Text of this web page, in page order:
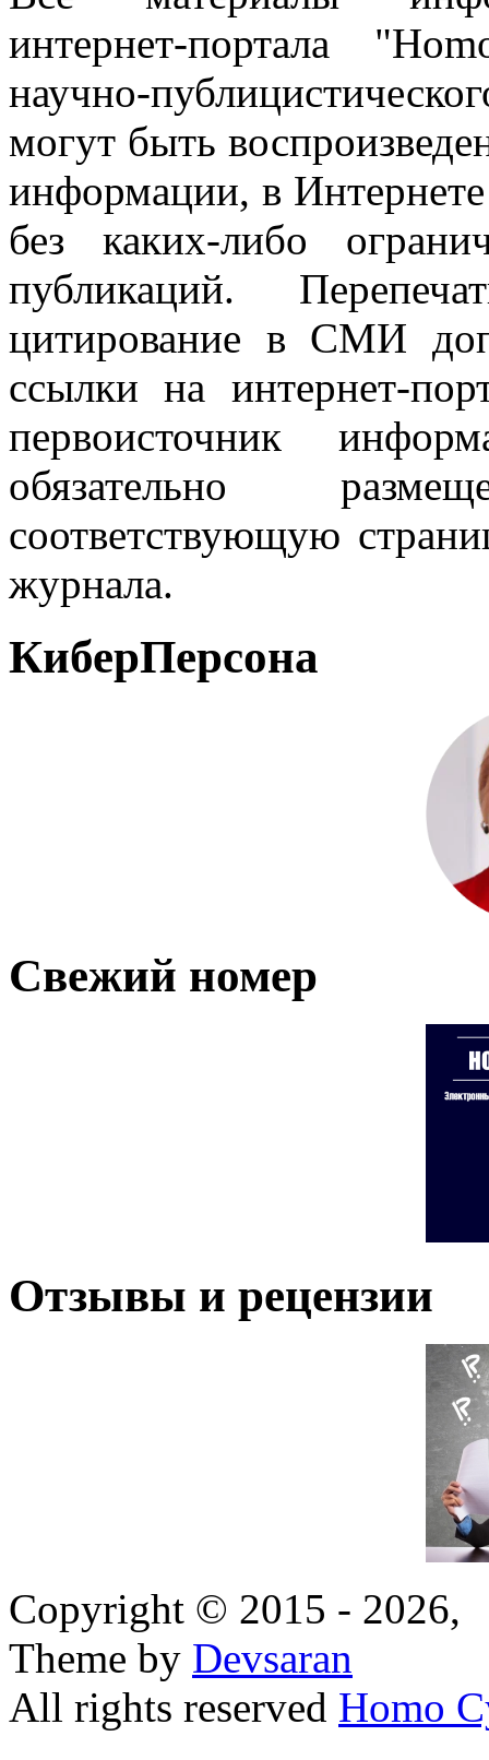
интернет-портала
научно-
могут быть
информации, в
без каких-либо
публикаций.
цитирование в СМИ
ссылки на интернет-
первоисточник
обязательно
соответствующую
журнала.
КиберПерсона
Свежий номер
Отзывы и рецензии
Copyright © 2015 - 2026,
Theme by Devsaran
All rights reserved Homo